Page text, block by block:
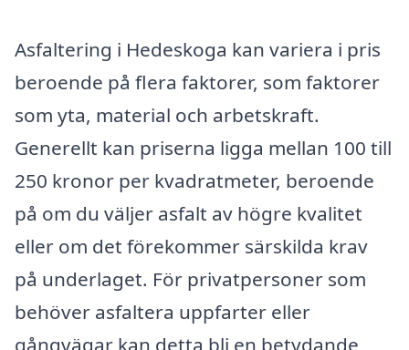
Asfaltering i Hedeskoga kan variera i pris
beroende på flera faktorer, som faktorer
som yta, material och arbetskraft.
Generellt kan priserna ligga mellan 100 till
250 kronor per kvadratmeter, beroende
på om du väljer asfalt av högre kvalitet
eller om det förekommer särskilda krav
på underlaget. För privatpersoner som
behöver asfaltera uppfarter eller
gångvägar kan detta bli en betydande